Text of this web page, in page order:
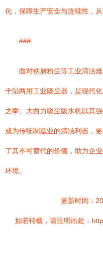
化，保障生产安全与连续性，从
###
面对铁屑粉尘等工业清洁
干湿两用工业吸尘器，是现代
之举。大西力吸尘吸水机以其
成为传统制造业的清洁利器，
了其不可替代的价值，助力企
环境。
更新时间：
如若转载，请注明出处：